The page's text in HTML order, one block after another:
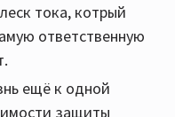
тока, котрый
ответственную
ещё к одной
защиты